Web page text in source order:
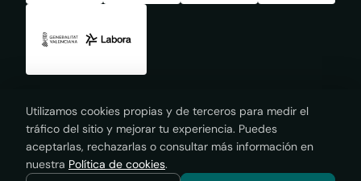
© 2026 Autoritas Consulting. Todos los derechos reservados.
Andalucía · Aragón · Baleares · Buenos Aires · Cataluña ·
Utilizamos cookies propias y de terceros para medir el
tráfico del sitio y mejorar tu experiencia. Puedes
aceptarlas, rechazarlas o consultar más información en
nuestra Política de cookies.